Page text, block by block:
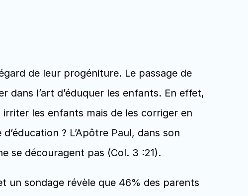
de leur progéniture. Le passage de
l’art d’éduquer les enfants. En effet,
les enfants mais de les corriger en
? L’Apôtre Paul, dans son
se découragent pas (Col. 3 :21).
un sondage révèle que 46% des parents